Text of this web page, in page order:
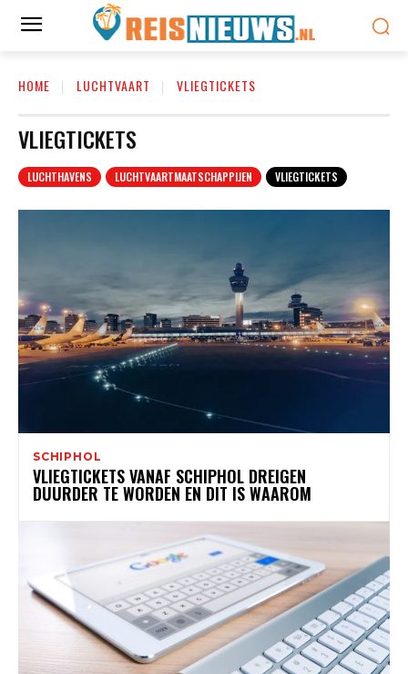
HOME LUCHTVAART VLIEGTICKETS
VLIEGTICKETS
LUCHTHAVENS LUCHTVAARTMAATSCHAPPIJEN VLIEGTICKETS
SCHIPHOL
VLIEGTICKETS VANAF SCHIPHOL DREIGEN
DUURDER TE WORDEN EN DIT IS WAAROM